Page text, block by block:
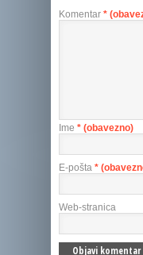
Komentar *
Ime * (obavezno)
E-pošta *
Web-stranica